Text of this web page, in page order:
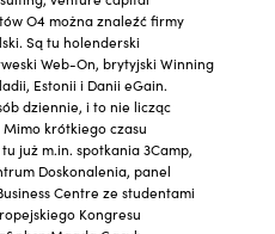
O4 można znaleźć firmy
Są tu holenderski
Web-On, brytyjski Winning
Estonii i Danii eGain.
dziennie, i to nie licząc
krótkiego czasu
już m.in. spotkania 3Camp,
Doskonalenia, panel
Centre ze studentami
Kongresu